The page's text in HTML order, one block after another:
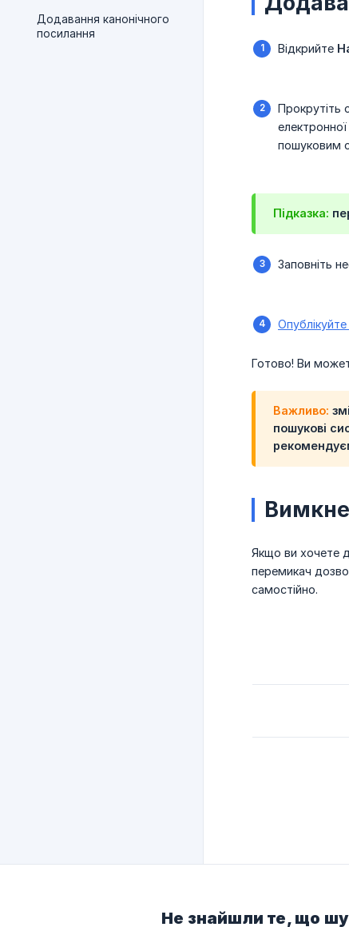
Додавання канонічного
посилання
Відкрийте
Прокрутіть
пошуковим
Підказка:
Заповніть
Готово! Ви
Важливо:
пошукові
Якщо ви хочете
перемикач
самостійно.
Не знайшли те, що